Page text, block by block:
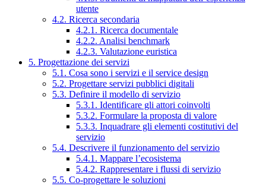
utente
4.2. Ricerca secondaria
4.2.1. Ricerca documentale
4.2.2. Analisi benchmark
4.2.3. Valutazione euristica
5. Progettazione dei servizi
5.1. Cosa sono i servizi e il service design
5.2. Progettare servizi pubblici digitali
5.3. Definire il modello di servizio
5.3.1. Identificare gli attori coinvolti
5.3.2. Formulare la proposta di valore
5.3.3. Inquadrare gli elementi costitutivi del
servizio
5.4. Descrivere il funzionamento del servizio
5.4.1. Mappare l’ecosistema
5.4.2. Rappresentare i flussi di servizio
5.5. Co-progettare le soluzioni